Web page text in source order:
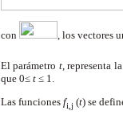
con , los vectores
El parámetro t, representa
que 0≤ t ≤ 1.
Las funciones fi,j (t) se